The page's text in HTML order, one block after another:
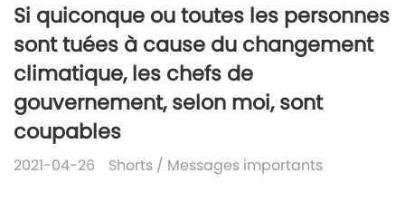
Si quiconque ou toutes les personnes
sont tuées à cause du changement
climatique, les chefs de
gouvernement, selon moi, sont
coupables
2021-04-26 Shorts / Messages importants